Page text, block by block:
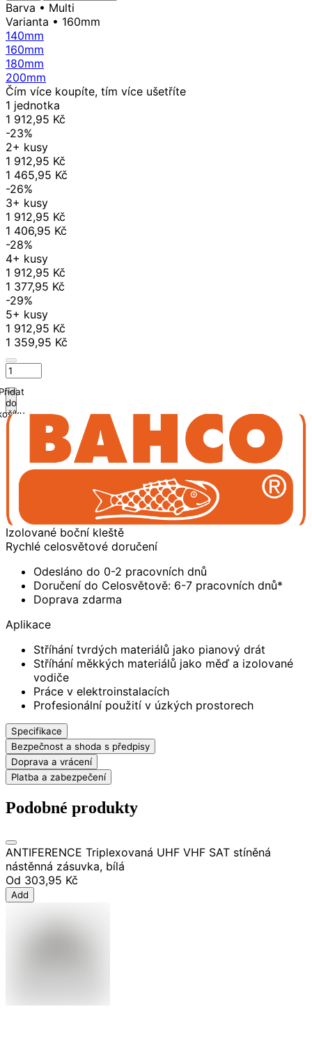
Barva • Multi
Varianta • 160mm
140mm
160mm
180mm
200mm
Čím více koupíte, tím více ušetříte
1 jednotka
1 912,95 Kč
-23%
2+ kusy
1 912,95 Kč
1 465,95 Kč
-26%
3+ kusy
1 912,95 Kč
1 406,95 Kč
-28%
4+ kusy
1 912,95 Kč
1 377,95 Kč
-29%
5+ kusy
1 912,95 Kč
1 359,95 Kč
do
Izolované boční kleště
Rychlé celosvětové doručení
Odesláno do 0-2 pracovních dnů
Doručení do Celosvětově: 6-7 pracovních dnů*
Doprava zdarma
Aplikace
Stříhání tvrdých materiálů jako pianový drát
Stříhání měkkých materiálů jako měď a izolované
vodiče
Práce v elektroinstalacích
Profesionální použití v úzkých prostorech
Specifikace
Bezpečnost a shoda s předpisy
Doprava a vrácení
Platba a zabezpečení
Podobné produkty
ANTIFERENCE Triplexovaná UHF VHF SAT stíněná
nástěnná zásuvka, bílá
Od 303,95 Kč
Add